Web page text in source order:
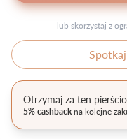
lub skorzystaj z
Otrzymaj za ten
5% cashbackna kolejne